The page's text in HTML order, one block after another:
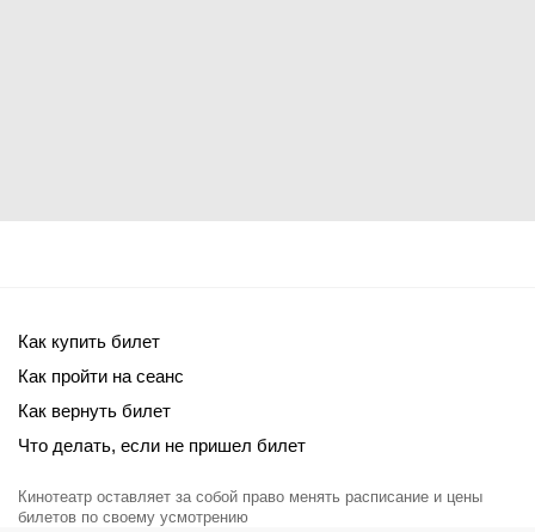
Как купить билет
Как пройти на сеанс
Как вернуть билет
Что делать, если не пришел билет
Кинотеатр оставляет за собой право менять расписание и цены
билетов по своему усмотрению